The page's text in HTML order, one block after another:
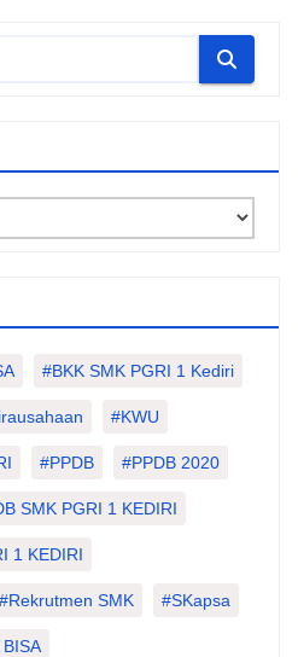
#BKK SMK PGRI 1 Kediri
#KWU
#PPDB #PPDB 2020
SMK PGRI 1 KEDIRI
1 KEDIRI
#Rekrutmen SMK #SKapsa